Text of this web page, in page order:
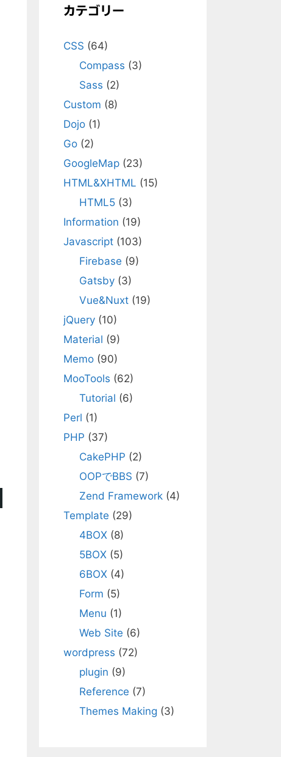
カテゴリー
CSS (64)
Compass (3)
Sass (2)
Custom (8)
Dojo (1)
Go (2)
GoogleMap (23)
HTML&XHTML (15)
HTML5(3)
Information (19)
Javascript (103)
Firebase (9)
Gatsby(3)
Vue&Nuxt(19)
jQuery (10)
Material (9)
Memo (90)
MooTools (62)
Tutorial (6)
Perl (1)
PHP (37)
CakePHP (2)
OOPでBBS (7)
Zend Framework(4)
Template (29)
4BOX(8)
5BOX(5)
6BOX(4)
Form (5)
Menu (1)
Web Site (6)
wordpress (72)
plugin (9)
Reference (7)
Themes Making (3)